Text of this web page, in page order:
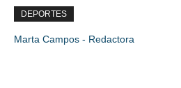
DEPORTES
Marta Campos - Redactora